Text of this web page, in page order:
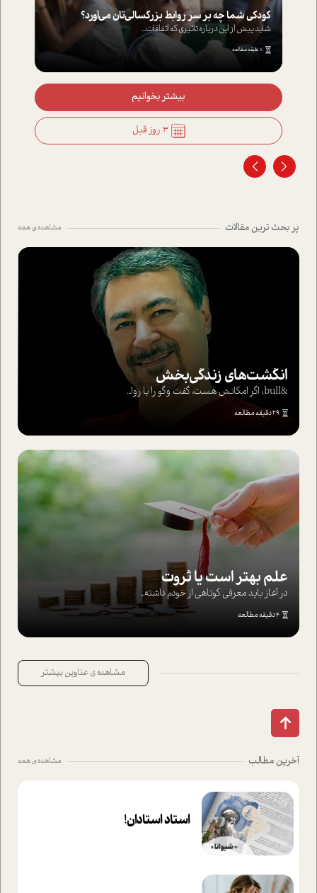
کودکی شما چه بر سر روابط بزرگسالی‌تان می‌آورد؟
شاید پیش از این درباره تاثیری که اتفاقات...
8 دقیقه مطالعه
بیشتر بخوانیم
3 روز قبل
پر بحث ترین مقالات مشاهده ی همه
انگشت‌های‌ زندگی‌بخش
&bull; اگر امکانش هست، گفت وگو را با روا...
29 دقیقه مطالعه
علم بهتر است یا ثروت
در آغاز باید معرفی کوتاهی از خودم داشته...
4 دقیقه مطالعه
مشاهده ی عناوین بیشتر
آخرین مطالب مشاهده ی همه
استاد استادان!